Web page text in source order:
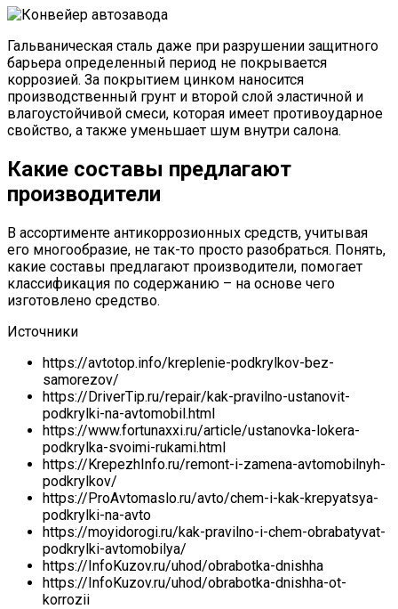
Гальваническая сталь даже при разрушении защитного
барьера определенный период не покрывается
коррозией. За покрытием цинком наносится
производственный грунт и второй слой эластичной и
влагоустойчивой смеси, которая имеет противоударное
свойство, а также уменьшает шум внутри салона.
Какие составы предлагают
производители
В ассортименте антикоррозионных средств, учитывая
его многообразие, не так-то просто разобраться. Понять,
какие составы предлагают производители, помогает
классификация по содержанию – на основе чего
изготовлено средство.
Источники
https://avtotop.info/kreplenie-podkrylkov-bez-
samorezov/
https://DriverTip.ru/repair/kak-pravilno-ustanovit-
podkrylki-na-avtomobil.html
https://www.fortunaxxi.ru/article/ustanovka-lokera-
podkrylka-svoimi-rukami.html
https://KrepezhInfo.ru/remont-i-zamena-avtomobilnyh-
podkrylkov/
https://ProAvtomaslo.ru/avto/chem-i-kak-krepyatsya-
podkrylki-na-avto
https://moyidorogi.ru/kak-pravilno-i-chem-obrabatyvat-
podkrylki-avtomobilya/
https://InfoKuzov.ru/uhod/obrabotka-dnishha
https://InfoKuzov.ru/uhod/obrabotka-dnishha-ot-
korrozii